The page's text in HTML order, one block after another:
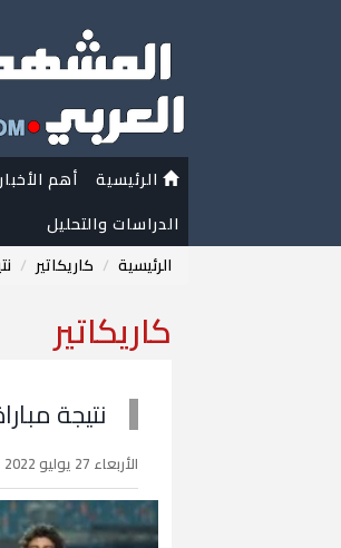
الرئيسية أهم الأخبار
الدراسات والتحليل
الرئيسية
كاريكاتير
كاريكاتير
نتيجة
الأربعاء 27 يوليو 2022 22:31:51